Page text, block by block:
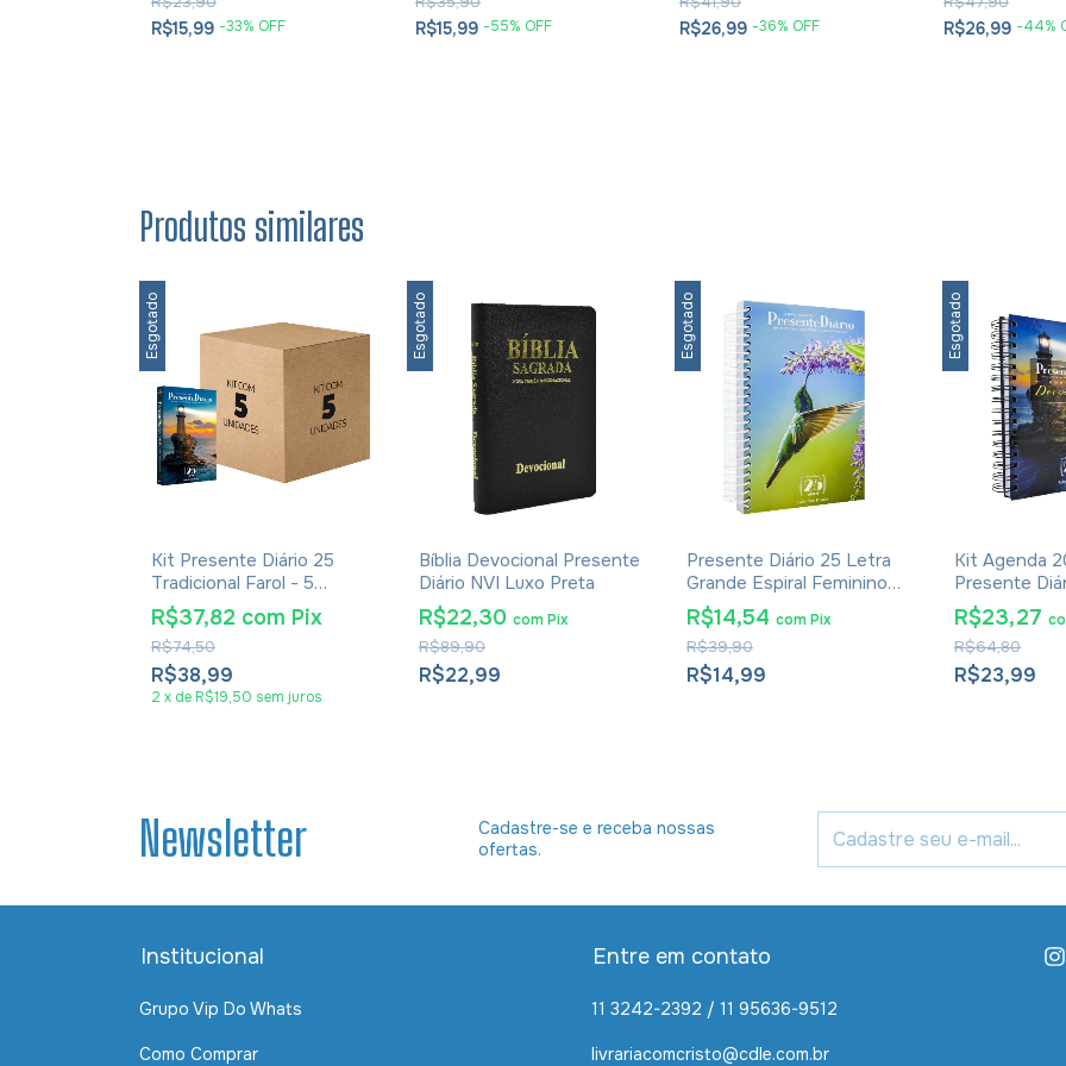
R$15,99 -33% OFF R$15,99 -55% OFF R$26,99 -36% OFF R$26,99 -44%
Produtos similares
Esgotado
Kit Presente Diário 25
Tradicional Farol - 5
Unidades
R$38,99
R$74,50
R$37,82 com Pix
2 x de R$19,50 sem juros
Esgotado
Bíblia Devocional Presente
Diário NVI Luxo Preta
R$22,99
R$89,90
R$22,30 comPix
Esgotado
Presente Diário 25 Letra
Grande Espiral Feminino
Ano 2022
R$14,99
R$39,90
R$14,54 comPix
Esgotado
Kit Agenda
Presente
de Bolso Farol
R$23,99
R$64,80
R$23,27
Newsletter
Cadastre-se e receba nossas
ofertas.
Institucional
Grupo Vip Do Whats
Como Comprar
Entre em contato
11 3242-2392 / 11 95636-9512
livrariacomcristo@cdle.com.br